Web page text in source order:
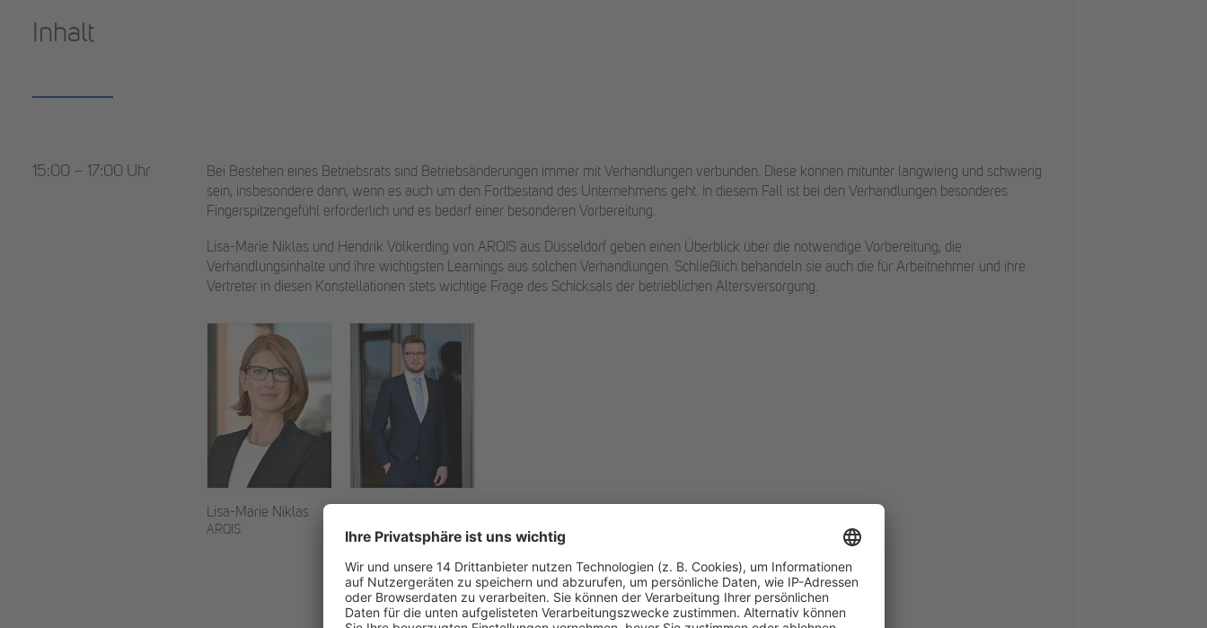
Inhalt
15:00 – 17:00 Uhr
Bei Bestehen eines Betriebsrats sind Betriebsänderungen immer mit Verhandlungen verbunden. Diese können mitunter langwierig und schwierig
sein, insbesondere dann, wenn es auch um den Fortbestand des Unternehmens geht. In diesem Fall ist bei den Verhandlungen besonderes
Fingerspitzengefühl erforderlich und es bedarf einer besonderen Vorbereitung.
Lisa-Marie Niklas und Hendrik Völkerding von ARQIS aus Düsseldorf geben einen Überblick über die notwendige Vorbereitung, die
Verhandlungsinhalte und ihre wichtigsten Learnings aus solchen Verhandlungen. Schließlich behandeln sie auch die für Arbeitnehmer und ihre
Vertreter in diesen Konstellationen stets wichtige Frage des Schicksals der betrieblichen Altersversorgung.
Lisa-Marie Niklas
ARQIS
Völkerding